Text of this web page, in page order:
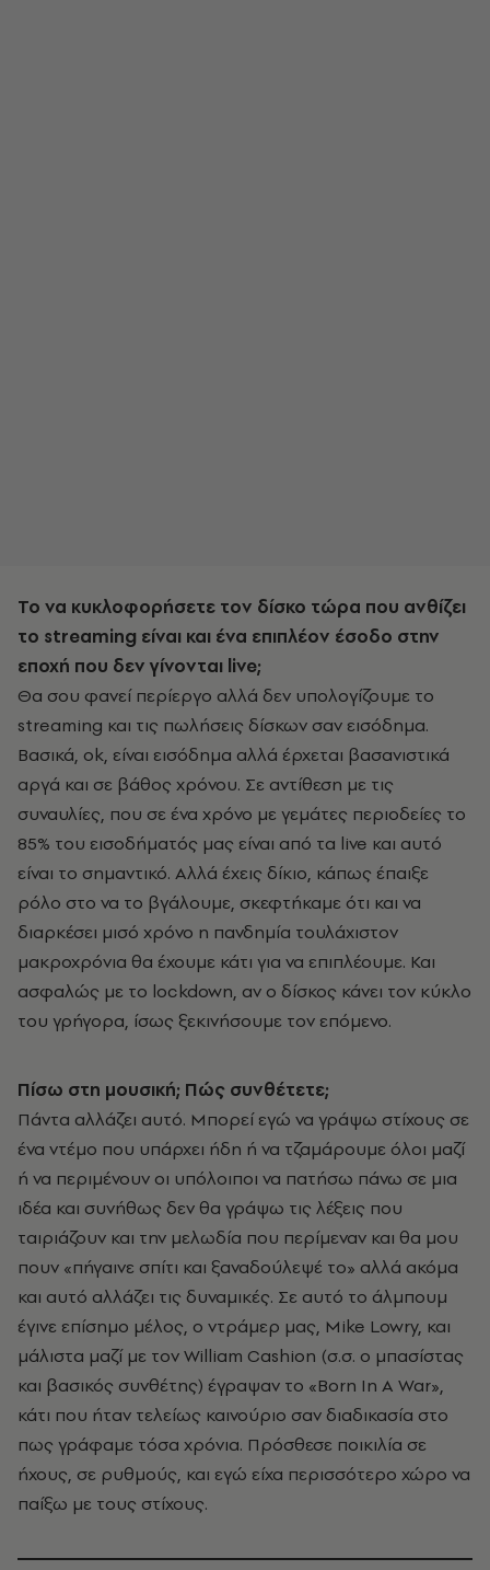
Το να κυκλοφορήσετε τον δίσκο τώρα που ανθίζει
το streaming είναι και ένα επιπλέον έσοδο στην
εποχή που δεν γίνονται live;
Θα σου φανεί περίεργο αλλά δεν υπολογίζουμε το
streaming και τις πωλήσεις δίσκων σαν εισόδημα.
Βασικά, ok, είναι εισόδημα αλλά έρχεται βασανιστικά
αργά και σε βάθος χρόνου. Σε αντίθεση με τις
συναυλίες, που σε ένα χρόνο με γεμάτες περιοδείες το
85% του εισοδήματός μας είναι από τα live και αυτό
είναι το σημαντικό. Αλλά έχεις δίκιο, κάπως έπαιξε
ρόλο στο να το βγάλουμε, σκεφτήκαμε ότι και να
διαρκέσει μισό χρόνο η πανδημία τουλάχιστον
μακροχρόνια θα έχουμε κάτι για να επιπλέουμε. Και
ασφαλώς με το lockdown, αν ο δίσκος κάνει τον κύκλο
του γρήγορα, ίσως ξεκινήσουμε τον επόμενο.
Πίσω στη μουσική; Πώς συνθέτετε;
Πάντα αλλάζει αυτό. Μπορεί εγώ να γράψω στίχους σε
ένα ντέμο που υπάρχει ήδη ή να τζαμάρουμε όλοι μαζί
ή να περιμένουν οι υπόλοιποι να πατήσω πάνω σε μια
ιδέα και συνήθως δεν θα γράψω τις λέξεις που
ταιριάζουν και την μελωδία που περίμεναν και θα μου
πουν «πήγαινε σπίτι και ξαναδούλεψέ το» αλλά ακόμα
και αυτό αλλάζει τις δυναμικές. Σε αυτό το άλμπουμ
έγινε επίσημο μέλος, ο ντράμερ μας, Mike Lowry, και
μάλιστα μαζί με τον William Cashion (σ.σ. ο μπασίστας
και βασικός συνθέτης) έγραψαν το «Born In A War»,
κάτι που ήταν τελείως καινούριο σαν διαδικασία στο
πως γράφαμε τόσα χρόνια. Πρόσθεσε ποικιλία σε
ήχους, σε ρυθμούς, και εγώ είχα περισσότερο χώρο να
παίξω με τους στίχους.